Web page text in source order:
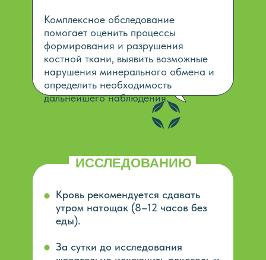
Комплексное обследование
помогает оценить процессы
формирования и разрушения
костной ткани, выявить возможные
нарушения минерального обмена и
определить необходимость
дальнейшего наблюдения.
Кровь рекомендуется сдавать
утром натощак (8–12 часов без
еды).
За сутки до исследования
ИССЛЕДОВАНИЮ